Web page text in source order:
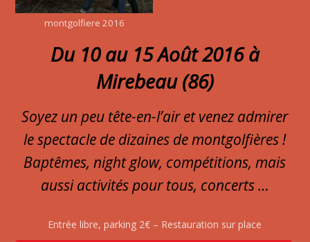
montgolfiere 2016
Du 10 au 15 Août 2016 à
Mirebeau (86)
Soyez un peu tête-en-l’air et venez admirer
le spectacle de dizaines de montgolfières !
Baptêmes, night glow, compétitions, mais
aussi activités pour tous, concerts …
Entrée libre, parking 2€ – Restauration sur place